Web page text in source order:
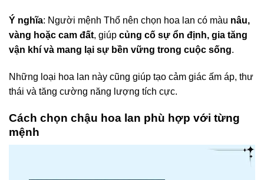
Ý nghĩa: Người mệnh Thổ nên chọn hoa lan có màu nâu,
vàng hoặc cam đất, giúp củng cố sự ổn định, gia tăng
vận khí và mang lại sự bền vững trong cuộc sống.
Những loại hoa lan này cũng giúp tạo cảm giác ấm áp, thư
thái và tăng cường năng lượng tích cực.
Cách chọn chậu hoa lan phù hợp với từng
mệnh